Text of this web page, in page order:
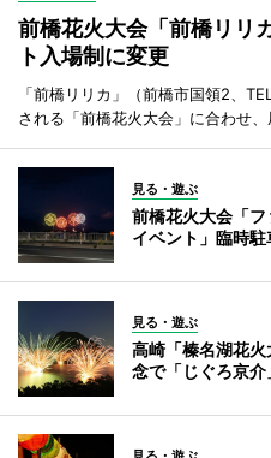
前橋花火大会「前橋リ
ト入場制に変更
「前橋リリカ」（前橋市国領2、
される「前橋花火大会」に合わせ、
見る・遊ぶ
前橋花火大会「
イベント」臨時駐
見る・遊ぶ
高崎「榛名湖花
念で「じぐろ京介